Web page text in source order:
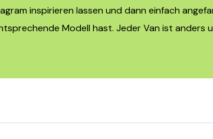
inspirieren lassen und dann einfach
Modell hast. Jeder Van ist anders